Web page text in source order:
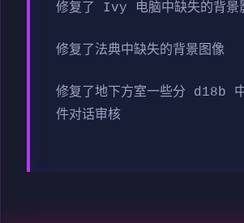
修复了 Ivy 电脑中缺失的背景
修复了法典中缺失的背景图像
修复了地下方室一些分 d18b
件对话审核